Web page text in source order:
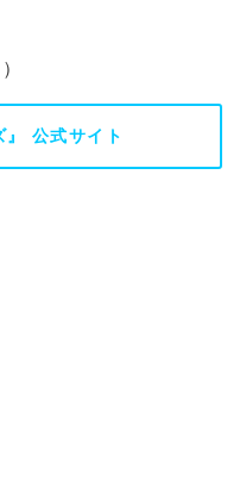
』 公式サイト